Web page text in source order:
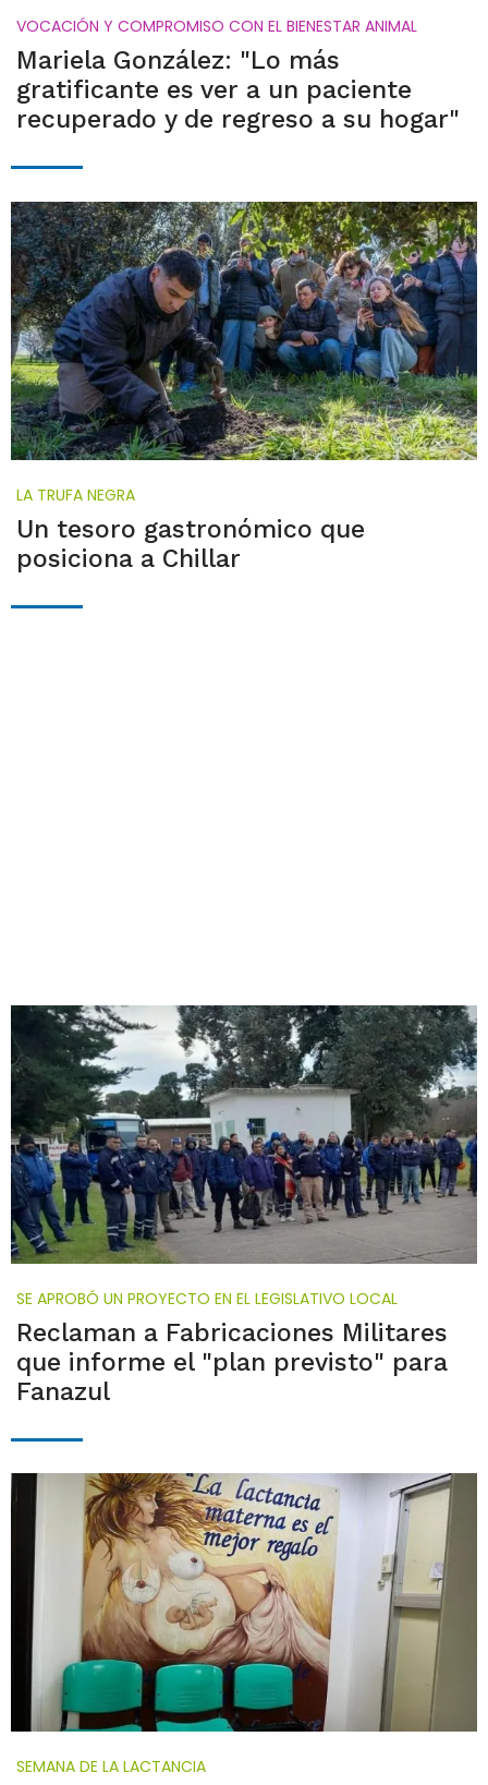
VOCACIÓN Y COMPROMISO CON EL BIENESTAR ANIMAL
Mariela González: "Lo más
gratificante es ver a un paciente
recuperado y de regreso a su hogar"
LA TRUFA NEGRA
Un tesoro gastronómico que
posiciona a Chillar
SE APROBÓ UN PROYECTO EN EL LEGISLATIVO LOCAL
Reclaman a Fabricaciones Militares
que informe el "plan previsto" para
Fanazul
SEMANA DE LA LACTANCIA